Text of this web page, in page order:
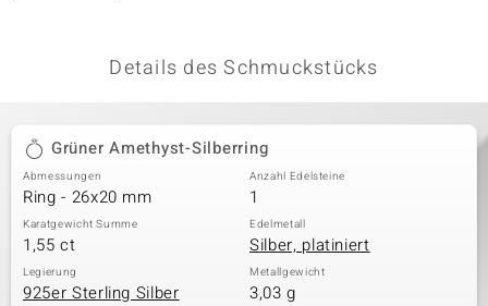
Details des Schmuckstücks
Grüner Amethyst-Silberring
Abmessungen
Ring - 26x20 mm
Anzahl Edelsteine
1
Karatgewicht Summe
1,55 ct
Edelmetall
Silber, platiniert
Legierung
925er Sterling Silber
Metallgewicht
3,03 g